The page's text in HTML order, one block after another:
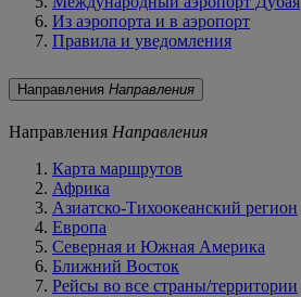
Из аэропорта и в аэропорт
Правила и уведомления
Направления Направления
Направления Направления
Карта маршрутов
Африка
Азиатско-Тихоокеанский регион
Европа
Северная и Южная Америка
Ближний Восток
Рейсы во все страны/территории